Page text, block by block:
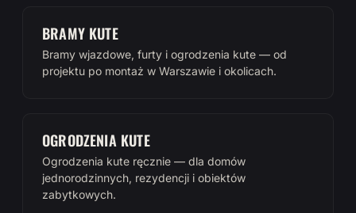
BRAMY KUTE
Bramy wjazdowe, furty i ogrodzenia kute — od
projektu po montaż w Warszawie i okolicach.
OGRODZENIA KUTE
Ogrodzenia kute ręcznie — dla domów
jednorodzinnych, rezydencji i obiektów
zabytkowych.